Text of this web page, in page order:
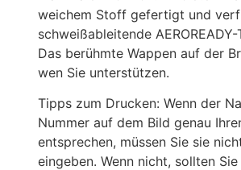
weichem Stoff gefertigt und
schweißableitende
Das berühmte Wappen auf der
wen Sie unterstützen.
Tipps zum Drucken: Wenn der
Nummer auf dem Bild genau
entsprechen, müssen Sie sie
eingeben. Wenn nicht, sollten Sie